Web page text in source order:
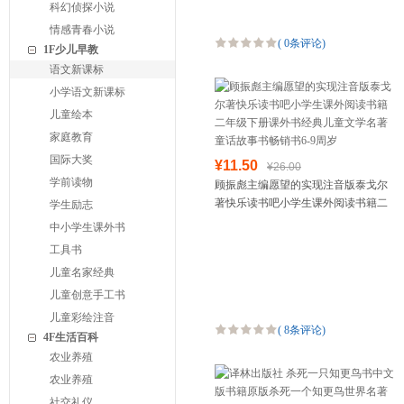
科幻侦探小说
情感青春小说
1F少儿早教
语文新课标
小学语文新课标
儿童绘本
家庭教育
国际大奖
学前读物
学生励志
中小学生课外书
工具书
儿童名家经典
儿童创意手工书
儿童彩绘注音
4F生活百科
农业养殖
农业养殖
( 0条评论)
¥11.50
¥26.00
顾振彪主编愿望的实现注音版泰戈尔
著快乐读书吧小学生课外阅读书籍二
( 8条评论)